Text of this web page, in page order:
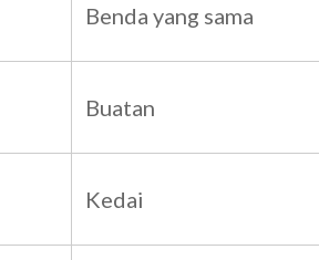
Benda yang sama
Buatan
Kedai